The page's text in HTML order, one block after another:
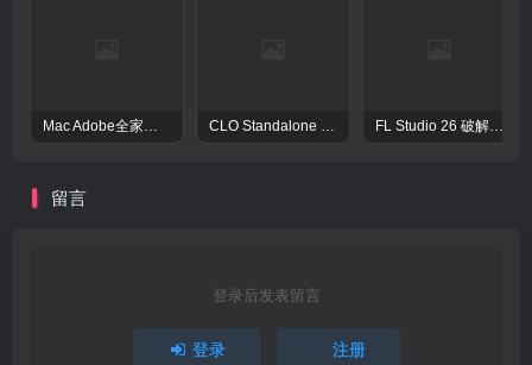
Mac Adobe全家桶激活工具Adobe Activation Tool CLO Standalone OnlineAuth Mac激活版-CLO3D三维服装设计演示软件 FL Studio 26 破解版 – 强大的音频后期处理程序
留言
登录后发表留言
登录 注册